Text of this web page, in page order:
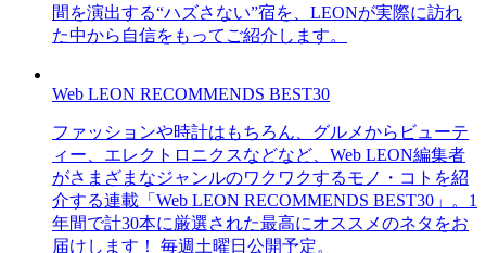
間を演出する“ハズさない”宿を、LEONが実際に訪れ
た中から自信をもってご紹介します。
Web LEON RECOMMENDS BEST30
ファッションや時計はもちろん、グルメからビューテ
ィー、エレクトロニクスなどなど、Web LEON編集者
がさまざまなジャンルのワクワクするモノ・コトを紹
介する連載「Web LEON RECOMMENDS BEST30」。1
年間で計30本に厳選された最高にオススメのネタをお
届けします！ 毎週土曜日公開予定。